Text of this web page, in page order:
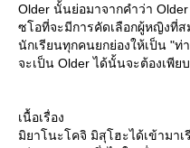
Older นั้นย่อมาจากคำว่า
ซโอที่จะมีการคัดเลือกผู้หญิงที่
นักเรียนทุกคนยกย่องให้เป็น "
จะเป็น Older ได้นั้นจะต้องเพี
เนื้อเรื่อง
มิยาโนะโคจิ มิสุโฮะได้เข้ามา